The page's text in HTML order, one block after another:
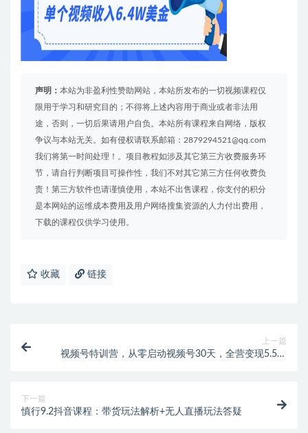
声明： 本站为非盈利性赞助网站，本站所发布的一切视频课程仅
限用于学习和研究目的；不得将上述内容用于商业或者非法用
途，否则，一切后果请用户自负。本站所有课程来自网络，版权
争议与本站无关。如有侵权请联系邮箱：2879294521@qq.com
我们将第一时间处理！。项目教程如涉及其它第三方收费服务环
节，请自行判断项目可操作性，我们不对其它第三方任何收费负
责！第三方软件也请谨慎使用，本站不出售课程，你支付的积分
是本网站的运维成本费用及用户网络搜集资源的人力付出费用，
下载的课程仅供学习使用。
收藏 链接
上一篇
视频号特训营，从零启动视频号30天，全营变现5.5万
下一篇
慎行9.2抖音课程：带货玩法解析+无人直播玩法答疑